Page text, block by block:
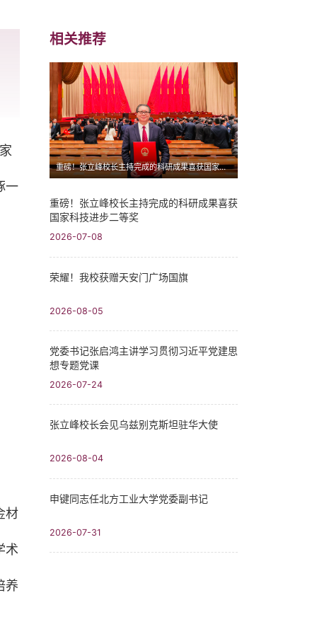
一
材
术
养
相关推荐
重磅！张立峰校长主持完成的科研成果喜获国家科技进步二等奖
重磅！张立峰校长主持完成的科研成果喜获
国家科技进步二等奖
2026-07-08
荣耀！我校获赠天安门广场国旗
2026-08-05
党委书记张启鸿主讲学习贯彻习近平党建思
想专题党课
2026-07-24
张立峰校长会见乌兹别克斯坦驻华大使
2026-08-04
申键同志任北方工业大学党委副书记
2026-07-31